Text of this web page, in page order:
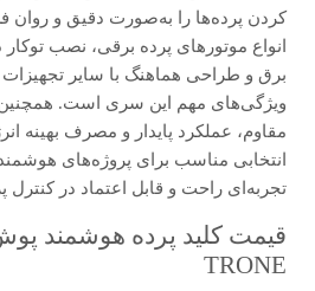
کردن پرده‌ها را به‌صورت دقیق و روان
انواع موتورهای پرده برقی، نصب
برق و طراحی هماهنگ با سایر
ویژگی‌های مهم این سری است. همچنین
مقاوم، عملکرد پایدار و مصرف بهینه
انتخابی مناسب برای پروژه‌های
تجربه‌ای راحت و قابل اعتماد در کنترل
قیمت کلید پرده هوشمند
TRONE